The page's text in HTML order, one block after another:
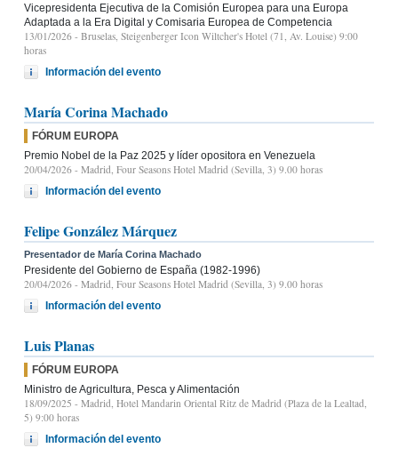
Vicepresidenta Ejecutiva de la Comisión Europea para una Europa
Adaptada a la Era Digital y Comisaria Europea de Competencia
13/01/2026 - Bruselas, Steigenberger Icon Wiltcher's Hotel (71, Av. Louise) 9:00
horas
Información del evento
María Corina Machado
FÓRUM EUROPA
Premio Nobel de la Paz 2025 y líder opositora en Venezuela
20/04/2026 - Madrid, Four Seasons Hotel Madrid (Sevilla, 3) 9.00 horas
Información del evento
Felipe González Márquez
Presentador de María Corina Machado
Presidente del Gobierno de España (1982-1996)
20/04/2026 - Madrid, Four Seasons Hotel Madrid (Sevilla, 3) 9.00 horas
Información del evento
Luis Planas
FÓRUM EUROPA
Ministro de Agricultura, Pesca y Alimentación
18/09/2025 - Madrid, Hotel Mandarin Oriental Ritz de Madrid (Plaza de la Lealtad,
5) 9:00 horas
Información del evento